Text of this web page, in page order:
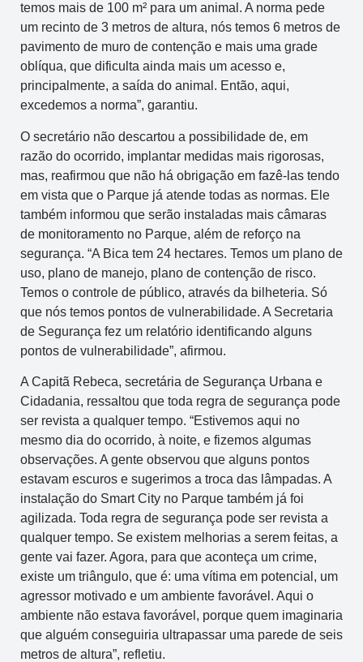
temos mais de 100 m² para um animal. A norma pede
um recinto de 3 metros de altura, nós temos 6 metros de
pavimento de muro de contenção e mais uma grade
oblíqua, que dificulta ainda mais um acesso e,
principalmente, a saída do animal. Então, aqui,
excedemos a norma”, garantiu.
O secretário não descartou a possibilidade de, em
razão do ocorrido, implantar medidas mais rigorosas,
mas, reafirmou que não há obrigação em fazê-las tendo
em vista que o Parque já atende todas as normas. Ele
também informou que serão instaladas mais câmaras
de monitoramento no Parque, além de reforço na
segurança. “A Bica tem 24 hectares. Temos um plano de
uso, plano de manejo, plano de contenção de risco.
Temos o controle de público, através da bilheteria. Só
que nós temos pontos de vulnerabilidade. A Secretaria
de Segurança fez um relatório identificando alguns
pontos de vulnerabilidade”, afirmou.
A Capitã Rebeca, secretária de Segurança Urbana e
Cidadania, ressaltou que toda regra de segurança pode
ser revista a qualquer tempo. “Estivemos aqui no
mesmo dia do ocorrido, à noite, e fizemos algumas
observações. A gente observou que alguns pontos
estavam escuros e sugerimos a troca das lâmpadas. A
instalação do Smart City no Parque também já foi
agilizada. Toda regra de segurança pode ser revista a
qualquer tempo. Se existem melhorias a serem feitas, a
gente vai fazer. Agora, para que aconteça um crime,
existe um triângulo, que é: uma vítima em potencial, um
agressor motivado e um ambiente favorável. Aqui o
ambiente não estava favorável, porque quem imaginaria
que alguém conseguiria ultrapassar uma parede de seis
metros de altura”, refletiu.